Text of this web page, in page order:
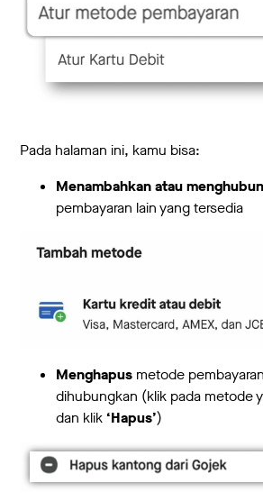
Pada halaman ini, kamu bisa:
Menambahkan atau
pembayaran lain yang tersedia
Menghapus metode
dihubungkan (klik pada metode
dan klik ‘Hapus’)